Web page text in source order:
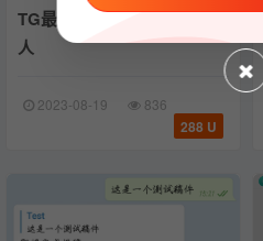
TG最新USDT自动出款机器
人
2023-08-19 836
288 U